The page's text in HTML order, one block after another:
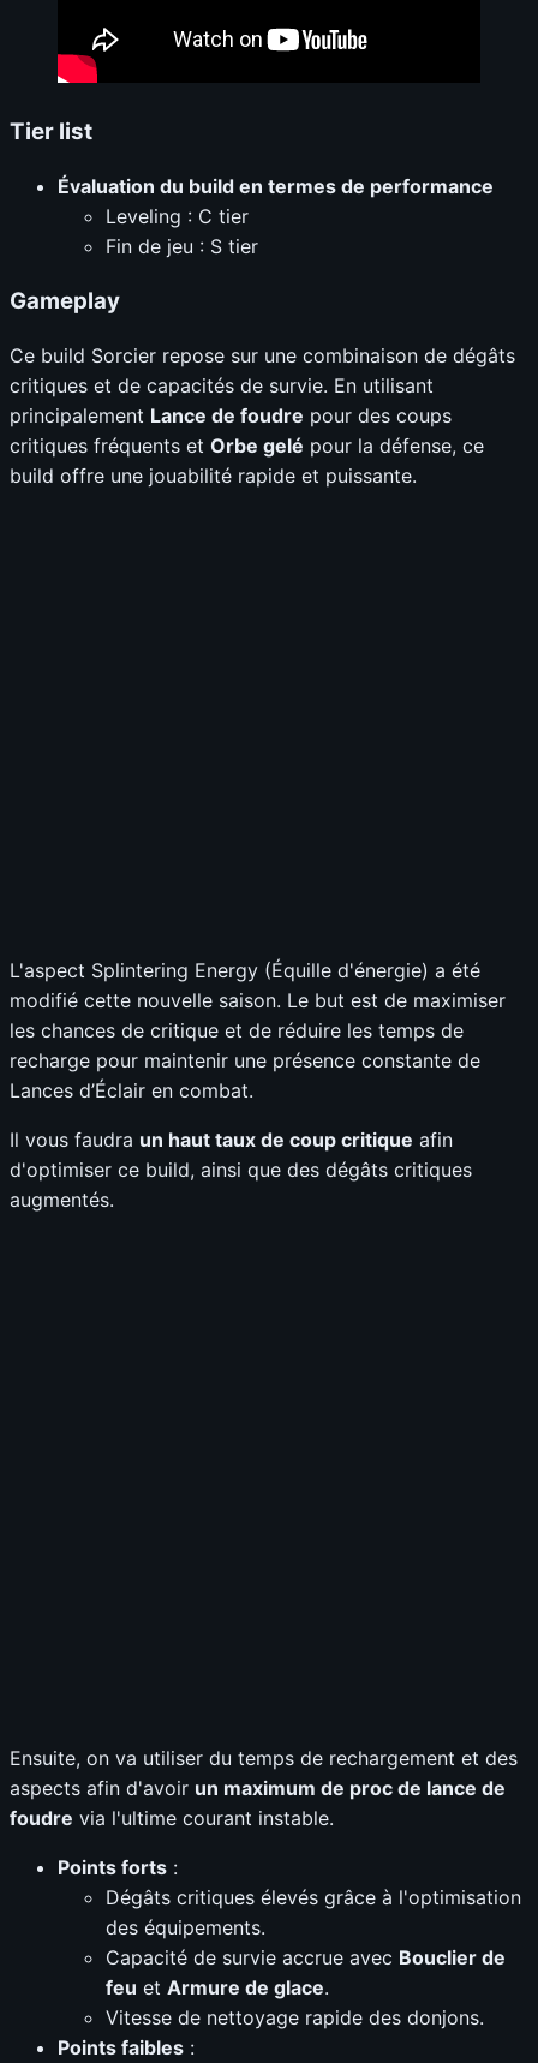
Tier list
Évaluation du build en termes de performance
Leveling : C tier
Fin de jeu : S tier
Gameplay
Ce build Sorcier repose sur une combinaison de dégâts
critiques et de capacités de survie. En utilisant
principalement Lance de foudre pour des coups
critiques fréquents et Orbe gelé pour la défense, ce
build offre une jouabilité rapide et puissante.
L'aspect Splintering Energy (Équille d'énergie) a été
modifié cette nouvelle saison. Le but est de maximiser
les chances de critique et de réduire les temps de
recharge pour maintenir une présence constante de
Lances d’Éclair en combat.
Il vous faudra un haut taux de coup critique afin
d'optimiser ce build, ainsi que des dégâts critiques
augmentés.
Ensuite, on va utiliser du temps de rechargement et des
aspects afin d'avoir un maximum de proc de lance de
foudre via l'ultime courant instable.
Points forts :
Dégâts critiques élevés grâce à l'optimisation
des équipements.
Capacité de survie accrue avec Bouclier de
feu et Armure de glace.
Vitesse de nettoyage rapide des donjons.
Points faibles :